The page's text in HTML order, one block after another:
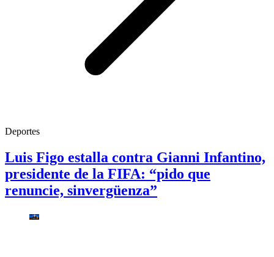
Deportes
Luis Figo estalla contra Gianni Infantino,
presidente de la FIFA: “pido que
renuncie, sinvergüenza”